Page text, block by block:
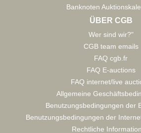
Banknoten
ÜBER CGB
Wer sind wir?"
CGB team emails
FAQ cgb.fr
FAQ E-auctions
FAQ internet/live
Allgemeine
Benutzungsbedingungen der
Benutzungsbedingungen der
Rechtliche